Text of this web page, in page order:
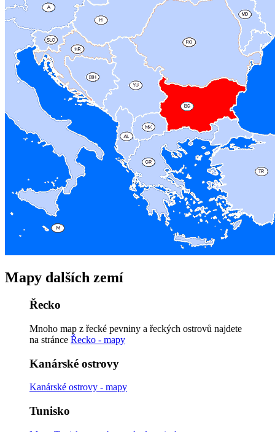
Mapy dalších zemí
Řecko
Mnoho map z řecké pevniny a řeckých ostrovů najdete
na stránce Řecko - mapy
Kanárské ostrovy
Kanárské ostrovy - mapy
Tunisko